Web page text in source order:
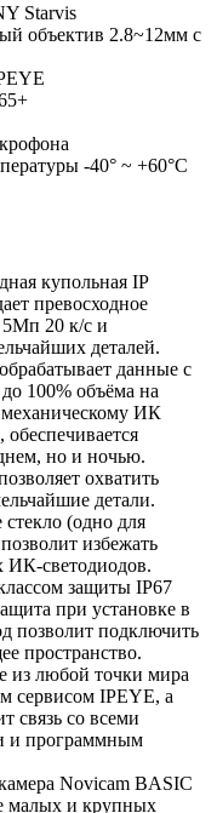
Starvis
объектив 2.8~12мм c
-40° ~ +60°C
купольная IP
превосходное
5Мп 20 к/с и
деталей.
данные с
100% объёма на
механическому ИК
но и ночью.
охватить
детали.
(одно для
избежать
ИК-светодиодов.
защиты IP67
при установке в
позволит подключить
пространство.
из любой точки мира
сервисом IPEYE, а
связь со всеми
и программным
Novicam BASIC
малых и крупных